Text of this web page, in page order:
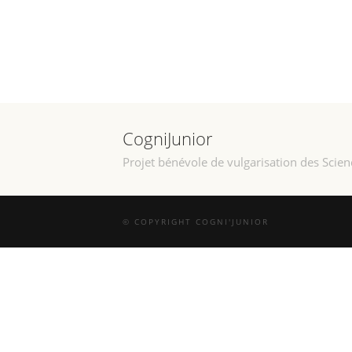
CogniJunior
Projet bénévole de vulgarisation des
© COPYRIGHT COGNI'JUNIOR